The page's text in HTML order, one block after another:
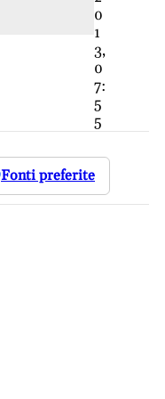
0
1
3,
0
7:
5
5
Fonti preferite